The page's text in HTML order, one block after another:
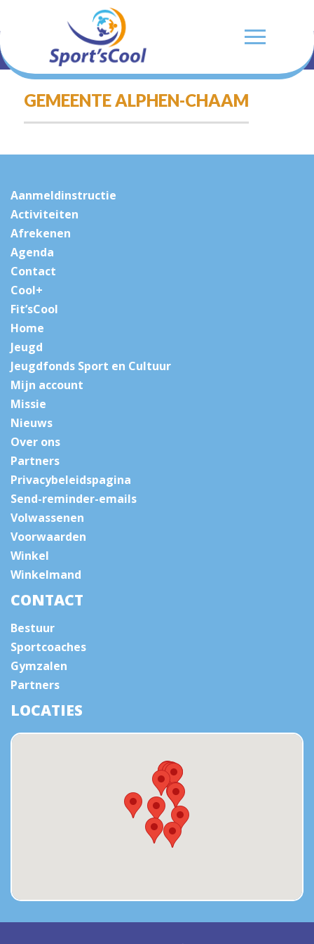
GEMEENTE ALPHEN-CHAAM
Aanmeldinstructie
Activiteiten
Afrekenen
Agenda
Contact
Cool+
Fit’sCool
Home
Jeugd
Jeugdfonds Sport en Cultuur
Mijn account
Missie
Nieuws
Over ons
Partners
Privacybeleidspagina
Send-reminder-emails
Volwassenen
Voorwaarden
Winkel
Winkelmand
CONTACT
Bestuur
Sportcoaches
Gymzalen
Partners
LOCATIES